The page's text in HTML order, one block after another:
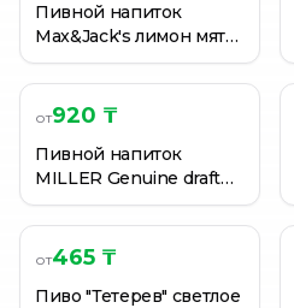
Пивной напиток
Max&Jack's лимон мята
4,7% 0,4 л
от920 ₸
Пивной напиток
MILLER Genuine draft
0,5Л
от465 ₸
Пиво "Тетерев" светлое